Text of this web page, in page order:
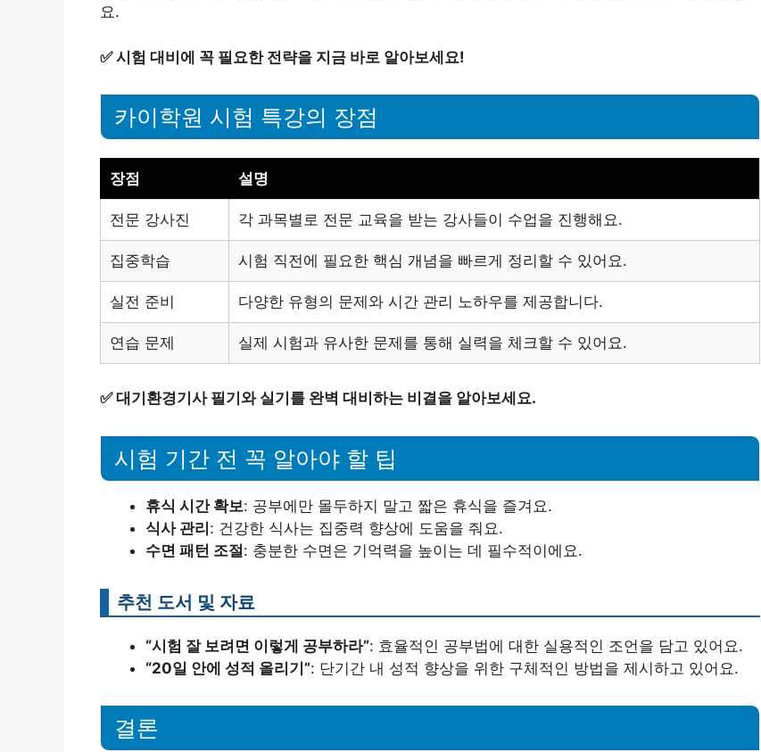
요.
✅시험 대비에 꼭 필요한 전략을 지금 바로 알아보세요!
카이학원 시험 특강의 장점
장점 설명
전문 강사진 각 과목별로 전문 교육을 받는 강사들이 수업을 진행해요.
집중학습 시험 직전에 필요한 핵심 개념을 빠르게 정리할 수 있어요.
실전 준비 다양한 유형의 문제와 시간 관리 노하우를 제공합니다.
연습 문제 실제 시험과 유사한 문제를 통해 실력을 체크할 수 있어요.
✅대기환경기사 필기와 실기를 완벽 대비하는 비결을 알아보세요.
시험 기간 전 꼭 알아야 할 팁
휴식 시간 확보: 공부에만 몰두하지 말고 짧은 휴식을 즐겨요.
식사 관리: 건강한 식사는 집중력 향상에 도움을 줘요.
수면 패턴 조절: 충분한 수면은 기억력을 높이는 데 필수적이에요.
추천 도서 및 자료
“시험 잘 보려면 이렇게 공부하라”: 효율적인 공부법에 대한 실용적인 조언을 담고 있어요.
“20일 안에 성적 올리기”: 단기간 내 성적 향상을 위한 구체적인 방법을 제시하고 있어요.
결론